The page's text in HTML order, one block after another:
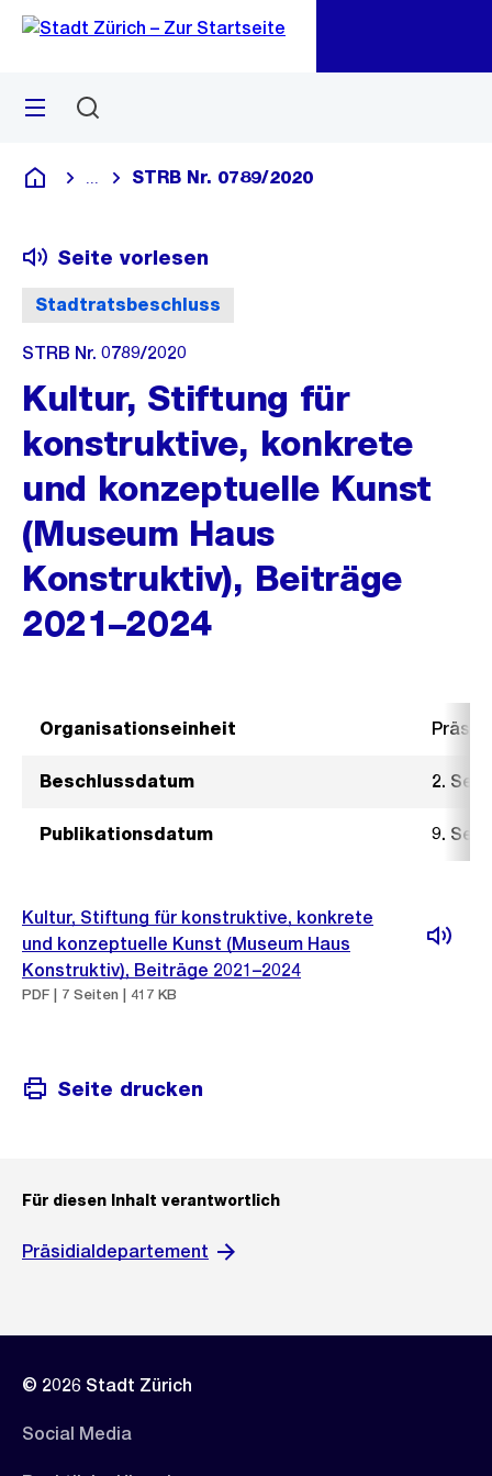
Navigation
Sprunglink
Menü
Deutsch
Blende alle Breadcrumbs ein
STRB Nr. 0789/2020
Stadtratsbeschluss
Seite vorlesen
STRB Nr. 0789/2020
Kultur, Stiftung für
konstruktive, konkrete
und konzeptuelle Kunst
(Museum Haus
Konstruktiv), Beiträge
2021–2024
Organisationseinheit
Beschlussdatum 2.
Publikationsdatum 9.
Kultur, Stiftung für konstruktive, konkrete
und konzeptuelle Kunst (Museum Haus
Konstruktiv), Beiträge 2021–2024
PDF | 7 Seiten | 417 KB
Seite drucken
Für diesen Inhalt verantwortlich
Präsidialdepartement
© 2026 Stadt Zürich
Social Media